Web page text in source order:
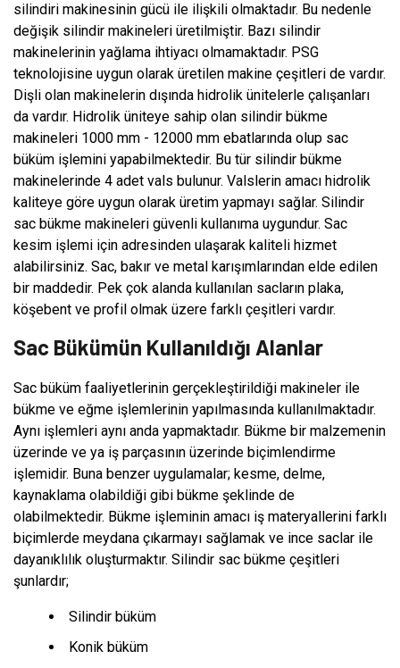
silindiri makinesinin gücü ile ilişkili olmaktadır. Bu nedenle
değişik silindir makineleri üretilmiştir. Bazı silindir
makinelerinin yağlama ihtiyacı olmamaktadır. PSG
teknolojisine uygun olarak üretilen makine çeşitleri de vardır.
Dişli olan makinelerin dışında hidrolik ünitelerle çalışanları
da vardır. Hidrolik üniteye sahip olan silindir bükme
makineleri 1000 mm - 12000 mm ebatlarında olup sac
büküm işlemini yapabilmektedir. Bu tür silindir bükme
makinelerinde 4 adet vals bulunur. Valslerin amacı hidrolik
kaliteye göre uygun olarak üretim yapmayı sağlar. Silindir
sac bükme makineleri güvenli kullanıma uygundur. Sac
kesim işlemi için adresinden ulaşarak kaliteli hizmet
alabilirsiniz. Sac, bakır ve metal karışımlarından elde edilen
bir maddedir. Pek çok alanda kullanılan sacların plaka,
köşebent ve profil olmak üzere farklı çeşitleri vardır.
Sac Bükümün Kullanıldığı Alanlar
Sac büküm faaliyetlerinin gerçekleştirildiği makineler ile
bükme ve eğme işlemlerinin yapılmasında kullanılmaktadır.
Aynı işlemleri aynı anda yapmaktadır. Bükme bir malzemenin
üzerinde ve ya iş parçasının üzerinde biçimlendirme
işlemidir. Buna benzer uygulamalar; kesme, delme,
kaynaklama olabildiği gibi bükme şeklinde de
olabilmektedir. Bükme işleminin amacı iş materyallerini farklı
biçimlerde meydana çıkarmayı sağlamak ve ince saclar ile
dayanıklılık oluşturmaktır. Silindir sac bükme çeşitleri
şunlardır;
Silindir büküm
Konik büküm